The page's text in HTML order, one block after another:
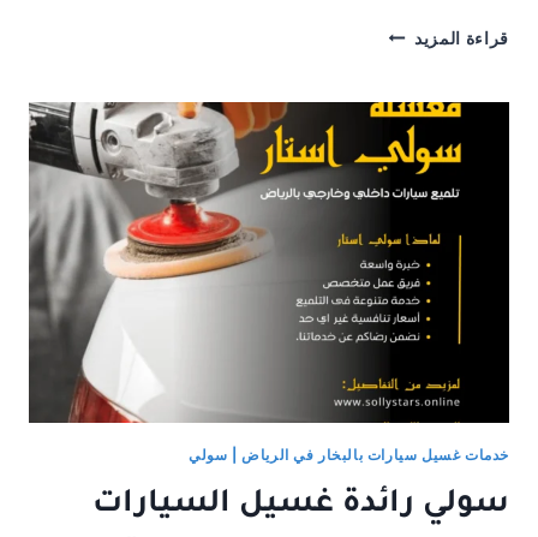
قراءة المزيد هل
خدمة
غسيل
وتلميع
السيارات
في
حي
الملقا؟
اكتشف
مغسلة
استار!
خدمات غسيل سيارات بالبخار في الرياض | سولي
سولي رائدة غسيل السيارات